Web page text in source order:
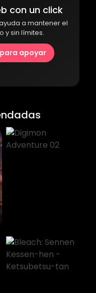
con un click
a mantener el
y sin límites.
apoyar